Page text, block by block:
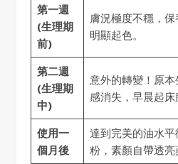
第一週
(生理期
前)
膚況極度不穩，
明顯起色。
第二週
(生理期
中)
意外的轉變！原
感消失，早晨起床
使用一
個月後
達到完美的油水
粉，素顏自帶透亮